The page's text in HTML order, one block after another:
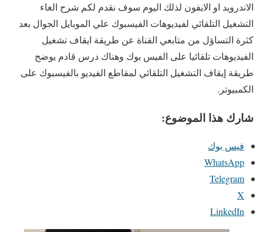
الاندرويد او الايفون لذلك اليوم سوف نقدم لكم شرح الغاء
التشغيل التلقائي لفيديوهات الفيسبوك علي الموبايل الجوال بعد
كثرة التساؤل من متابعي القناة عن طريقة ايقاف تشغيل
الفيديوهات تلقائيا على الفيس بوك وهناك درس قادم يوضح
طريقة إيقاف التشغيل التلقائي لمقاطع الفيديو بالفيسبوك على
الكمبيوتر.
شارك هذا الموضوع:
فيس بوك
WhatsApp
Telegram
X
LinkedIn